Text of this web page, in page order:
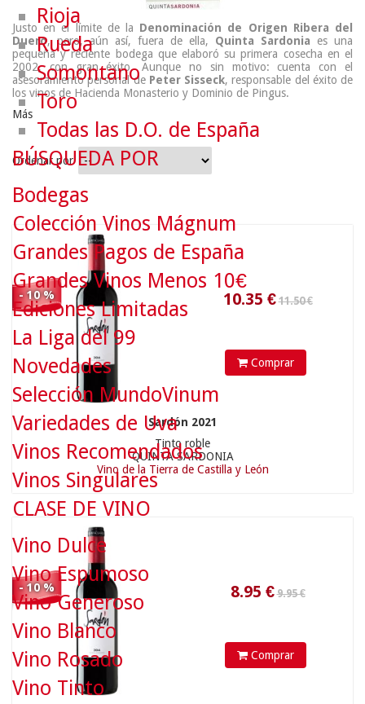
Justo en el límite de la Denominación de Origen Ribera del
Duero, pero, aún así, fuera de ella, Quinta Sardonia es una
pequeña y reciente bodega que elaboró su primera cosecha en el
2002, con gran éxito. Aunque no sin motivo: cuenta con el
asesoramiento personal dePeter Sisseck, responsable del éxito de
los vinos de Hacienda Monasterio y Dominio de Pingus.
Más
Ordenar por
- 10 %
Comprar
Sardón 2021
Tinto roble
QUINTA SARDONIA
Vino de la Tierra de Castilla y León
- 10 %
Comprar
85.90 €
Rioja
Rueda
Somontano
Toro
Todas las D.O. de España
BÚSQUEDA POR
Bodegas
Colección Vinos Mágnum
Grandes Pagos de España
Grandes Vinos Menos 10€
Ediciones Limitadas
La Liga del 99
Novedades
Selección MundoVinum
Variedades de Uva
Vinos Recomendados
Vinos Singulares
CLASE DE VINO
Vino Dulce
Vino Espumoso
Vino Generoso
Vino Blanco
Vino Rosado
Vino Tinto